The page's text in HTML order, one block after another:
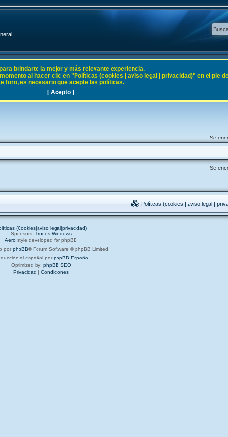
Se
Se
brindarte la mejor y más relevante experiencia.
al hacer clic en "Políticas (cookies | aviso legal | privacidad)" en el pie
foro, es necesario que acepte las políticas.
[ Acepto ]
Políticas (cookies | aviso legal |
(Cookies|aviso legal|privacidad)
Sponsors: Trucos Windows
Aero style developed for phpBB
por phpBB® Forum Software © phpBB Limited
al español por phpBB España
Optimized by: phpBB SEO
Privacidad | Condiciones